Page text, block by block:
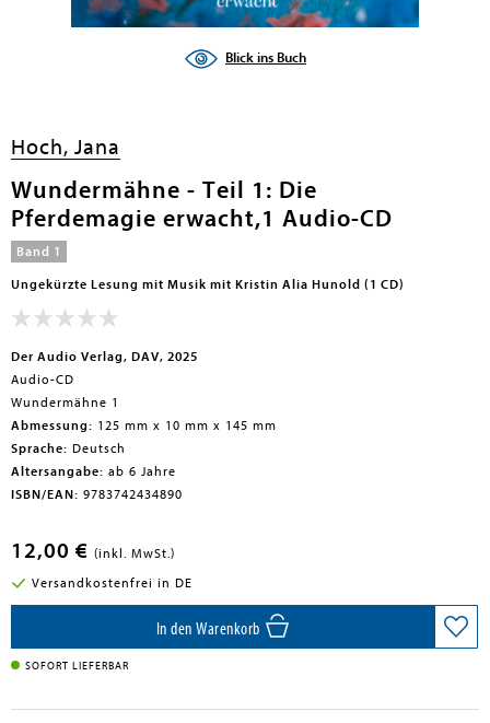
Blick ins Buch
Hoch, Jana
Wundermähne - Teil 1: Die
Pferdemagie erwacht,1 Audio-CD
Band 1
Ungekürzte Lesung mit Musik mit Kristin Alia Hunold (1 CD)
Der Audio Verlag, DAV, 2025
Audio-CD
Wundermähne 1
Abmessung: 125 mm x 10 mm x 145 mm
Sprache: Deutsch
Altersangabe: ab 6 Jahre
ISBN/EAN: 9783742434890
12,00 € (inkl. MwSt.)
Versandkostenfrei in DE
In den Warenkorb
SOFORT LIEFERBAR